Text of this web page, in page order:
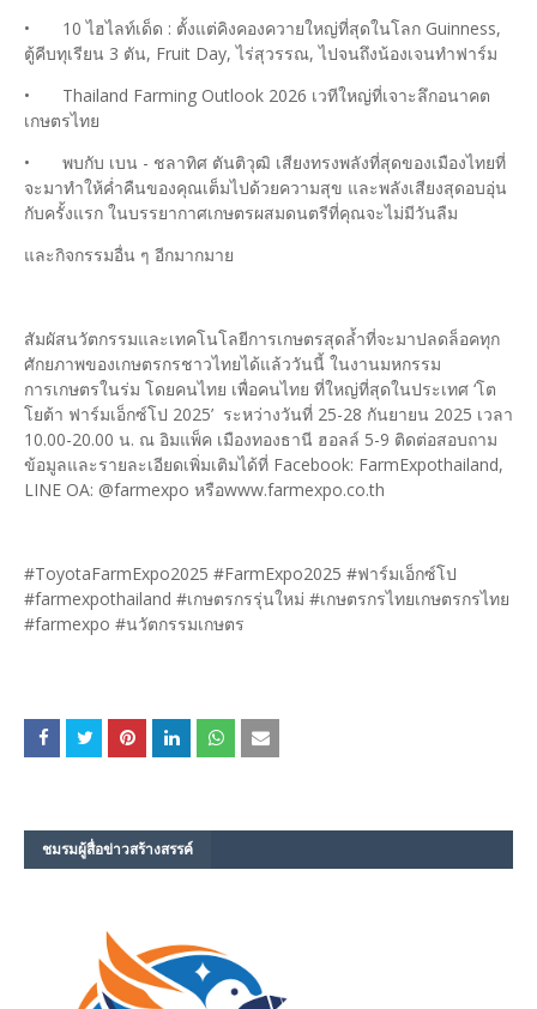
•
10 ไฮไลท์เด็ด : ตั้งแต่คิงคองควายใหญ่ที่สุดในโลก Guinness,
ตู้คีบทุเรียน 3 ตัน, Fruit Day, ไร่สุวรรณ, ไปจนถึงน้องเจนทำฟาร์ม
•
Thailand Farming Outlook 2026 เวทีใหญ่ที่เจาะลึกอนาคต
เกษตรไทย
•
พบกับ เบน - ชลาทิศ ตันติวุฒิ เสียงทรงพลังที่สุดของเมืองไทยที่
จะมาทำให้ค่ำคืนของคุณเต็มไปด้วยความสุข และพลังเสียงสุดอบอุ่น
กับครั้งแรก ในบรรยากาศเกษตรผสมดนตรีที่คุณจะไม่มีวันลืม
และกิจกรรมอื่น ๆ อีกมากมาย
สัมผัสนวัตกรรมและเทคโนโลยีการเกษตรสุดล้ำที่จะมาปลดล็อคทุก
ศักยภาพของเกษตรกรชาวไทยได้แล้ววันนี้ ในงานมหกรรม
การเกษตรในร่ม โดยคนไทย เพื่อคนไทย ที่ใหญ่ที่สุดในประเทศ ‘โต
โยต้า ฟาร์มเอ็กซ์โป 2025’ ระหว่างวันที่ 25-28 กันยายน 2025 เวลา
10.00-20.00 น. ณ อิมแพ็ค เมืองทองธานี ฮอลล์ 5-9 ติดต่อสอบถาม
ข้อมูลและรายละเอียดเพิ่มเติมได้ที่ Facebook: FarmExpothailand,
LINE OA: @farmexpo หรือwww.farmexpo.co.th
#ToyotaFarmExpo2025 #FarmExpo2025 #ฟาร์มเอ็กซ์โป
#farmexpothailand #เกษตรกรรุ่นใหม่ #เกษตรกรไทยเกษตรกรไทย
#farmexpo #นวัตกรรมเกษตร
ชมรม​ผู้สื่อข่าวสร้างสรรค์​